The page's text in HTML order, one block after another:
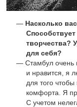
Насколько
творчества?
для себя?
Стамбул очень
и нравится, я
для того чтобы
комфорта. Я
С учетом